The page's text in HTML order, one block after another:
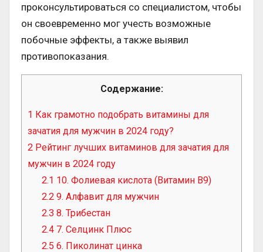
проконсультироваться со специалистом, чтобы
он своевременно мог учесть возможные
побочные эффекты, а также выявил
противопоказания.
Содержание:
1 Как грамотно подобрать витамины для
зачатия для мужчин в 2024 году?
2 Рейтинг лучших витаминов для зачатия для
мужчин в 2024 году
2.1 10. Фолиевая кислота (Витамин В9)
2.2 9. Алфавит для мужчин
2.3 8. Трибестан
2.4 7. Селцинк Плюс
2.5 6. Пиколинат цинка